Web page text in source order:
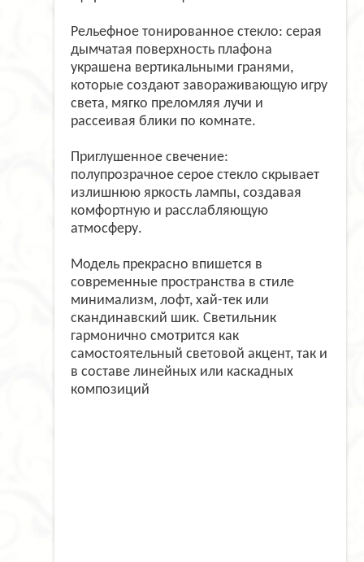
Рельефное тонированное стекло: серая
дымчатая поверхность плафона
украшена вертикальными гранями,
которые создают завораживающую игру
света, мягко преломляя лучи и
рассеивая блики по комнате.
Приглушенное свечение:
полупрозрачное серое стекло скрывает
излишнюю яркость лампы, создавая
комфортную и расслабляющую
атмосферу.
Модель прекрасно впишется в
современные пространства в стиле
минимализм, лофт, хай-тек или
скандинавский шик. Светильник
гармонично смотрится как
самостоятельный световой акцент, так и
в составе линейных или каскадных
композиций